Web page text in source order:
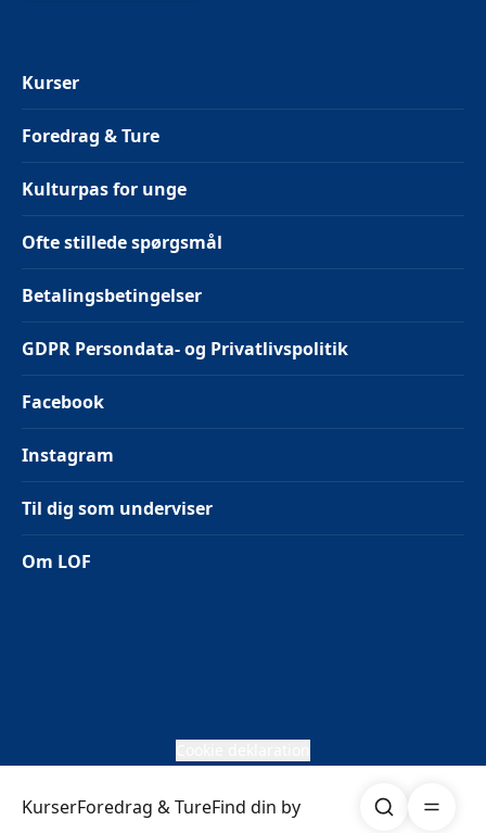
KurserForedrag & TureFind din by Søg
Kurser
Foredrag & Ture
Kulturpas for unge
Ofte stillede spørgsmål
Betalingsbetingelser
GDPR Persondata- og Privatlivspolitik
Facebook
Instagram
Til dig som underviser
Om LOF